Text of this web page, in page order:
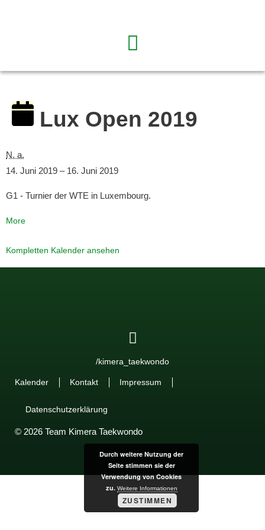
Lux Open 2019
N. a.
14. Juni 2019 – 16. Juni 2019
G1 - Turnier der WTE in Luxembourg.
More
Kompletten Kalender ansehen
/kimera_taekwondo
Kalender Kontakt Impressum
Datenschutzerklärung
© 2026 Team Kimera Taekwondo
Durch weitere Nutzung der
Seite stimmen sie der
Verwendung von Cookies
zu. Weitere Informationen
ZUSTIMMEN